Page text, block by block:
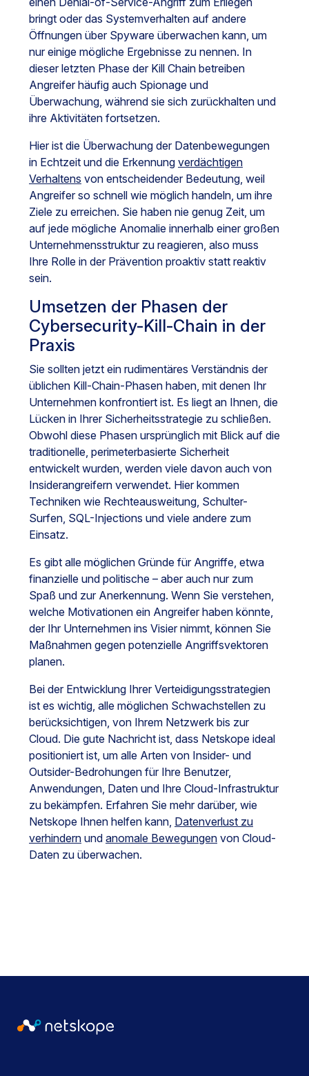
bringt oder das Systemverhalten auf andere
Öffnungen über Spyware überwachen kann, um
nur einige mögliche Ergebnisse zu nennen. In
dieser letzten Phase der Kill Chain betreiben
Angreifer häufig auch Spionage und
Überwachung, während sie sich zurückhalten und
ihre Aktivitäten fortsetzen.
Hier ist die Überwachung der Datenbewegungen
in Echtzeit und die Erkennung verdächtigen
Verhaltens von entscheidender Bedeutung, weil
Angreifer so schnell wie möglich handeln, um ihre
Ziele zu erreichen. Sie haben nie genug Zeit, um
auf jede mögliche Anomalie innerhalb einer großen
Unternehmensstruktur zu reagieren, also muss
Ihre Rolle in der Prävention proaktiv statt reaktiv
sein.
Umsetzen der Phasen der
Cybersecurity-Kill-Chain in der
Praxis
Sie sollten jetzt ein rudimentäres Verständnis der
üblichen Kill-Chain-Phasen haben, mit denen Ihr
Unternehmen konfrontiert ist. Es liegt an Ihnen, die
Lücken in Ihrer Sicherheitsstrategie zu schließen.
Obwohl diese Phasen ursprünglich mit Blick auf die
traditionelle, perimeterbasierte Sicherheit
entwickelt wurden, werden viele davon auch von
Insiderangreifern verwendet. Hier kommen
Techniken wie Rechteausweitung, Schulter-
Surfen, SQL-Injections und viele andere zum
Einsatz.
Es gibt alle möglichen Gründe für Angriffe, etwa
finanzielle und politische – aber auch nur zum
Spaß und zur Anerkennung. Wenn Sie verstehen,
welche Motivationen ein Angreifer haben könnte,
der Ihr Unternehmen ins Visier nimmt, können Sie
Maßnahmen gegen potenzielle Angriffsvektoren
planen.
Bei der Entwicklung Ihrer Verteidigungsstrategien
ist es wichtig, alle möglichen Schwachstellen zu
berücksichtigen, von Ihrem Netzwerk bis zur
Cloud. Die gute Nachricht ist, dass Netskope ideal
positioniert ist, um alle Arten von Insider- und
Outsider-Bedrohungen für Ihre Benutzer,
Anwendungen, Daten und Ihre Cloud-Infrastruktur
zu bekämpfen. Erfahren Sie mehr darüber, wie
Netskope Ihnen helfen kann, Datenverlust zu
verhindern und anomale Bewegungen von Cloud-
Daten zu überwachen.